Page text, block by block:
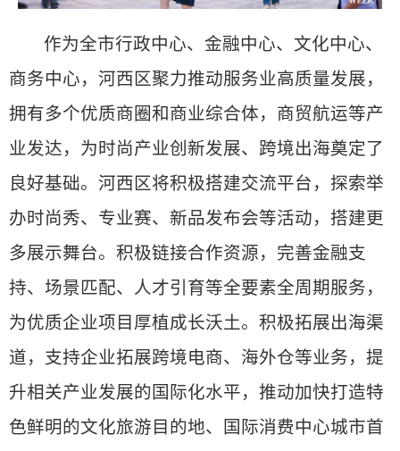
作为全市行政中心、金融中心、文化中心、
商务中心，河西区聚力推动服务业高质量发展，
拥有多个优质商圈和商业综合体，商贸航运等产
业发达，为时尚产业创新发展、跨境出海奠定了
良好基础。河西区将积极搭建交流平台，探索举
办时尚秀、专业赛、新品发布会等活动，搭建更
多展示舞台。积极链接合作资源，完善金融支
持、场景匹配、人才引育等全要素全周期服务，
为优质企业项目厚植成长沃土。积极拓展出海渠
道，支持企业拓展跨境电商、海外仓等业务，提
升相关产业发展的国际化水平，推动加快打造特
色鲜明的文化旅游目的地、国际消费中心城市首